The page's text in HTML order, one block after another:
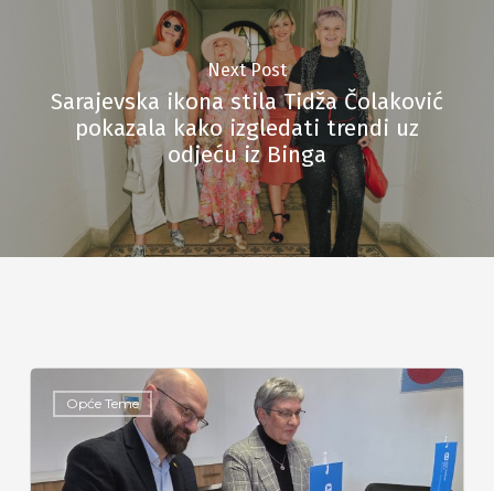
Next Post
Sarajevska ikona stila Tidža Čolaković
pokazala kako izgledati trendi uz
odjeću iz Binga
Opće Teme